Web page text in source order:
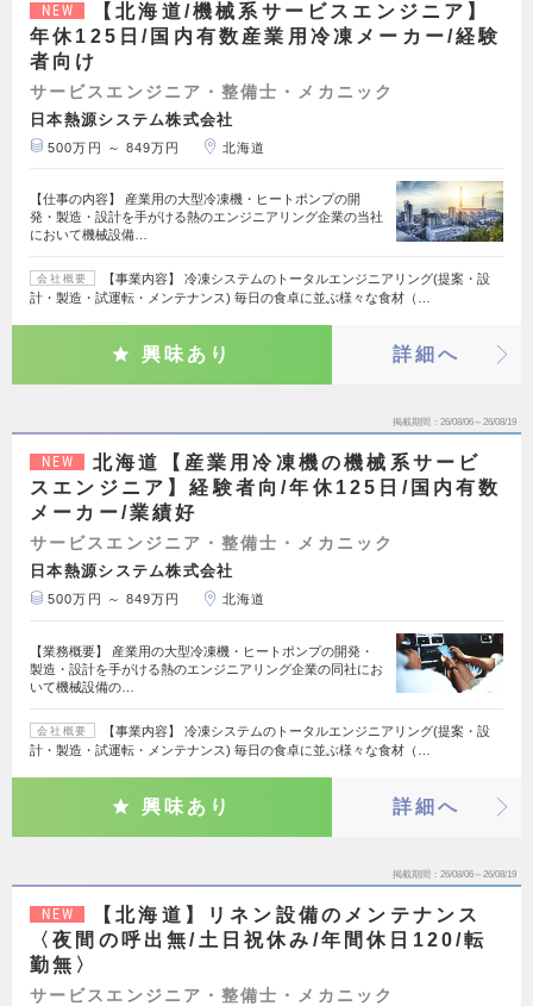
NEW
【北海道/機械系サービスエンジニア】
年休125日/国内有数産業用冷凍メーカー/経験
者向け
サービスエンジニア・整備士・メカニック
日本熱源システム株式会社
500万円 ～ 849万円 北海道
【仕事の内容】 産業用の大型冷凍機・ヒートポンプの開
発・製造・設計を手がける熱のエンジニアリング企業の当社
において機械設備…
会社概要
【事業内容】 冷凍システムのトータルエンジニアリング(提案・設
計・製造・試運転・メンテナンス) 毎日の食卓に並ぶ様々な食材（…
興味あり 詳細へ
掲載期間 26/08/06～26/08/19
NEW
北海道【産業用冷凍機の機械系サービ
スエンジニア】経験者向/年休125日/国内有数
メーカー/業績好
サービスエンジニア・整備士・メカニック
日本熱源システム株式会社
500万円 ～ 849万円 北海道
【業務概要】 産業用の大型冷凍機・ヒートポンプの開発・
製造・設計を手がける熱のエンジニアリング企業の同社にお
いて機械設備の…
会社概要
【事業内容】 冷凍システムのトータルエンジニアリング(提案・設
計・製造・試運転・メンテナンス) 毎日の食卓に並ぶ様々な食材（…
興味あり 詳細へ
掲載期間 26/08/06～26/08/19
NEW
【北海道】リネン設備のメンテナンス
〈夜間の呼出無/土日祝休み/年間休日120/転
勤無〉
サービスエンジニア・整備士・メカニック